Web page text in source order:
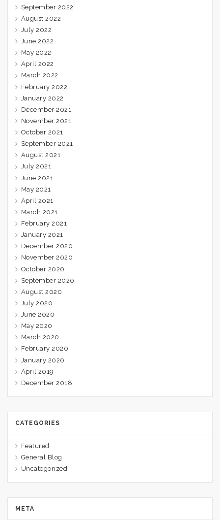
September 2022
August 2022
July 2022
June 2022
May 2022
April 2022
March 2022
February 2022
January 2022
December 2021
November 2021
October 2021
September 2021
August 2021
July 2021
June 2021
May 2021
April 2021
March 2021
February 2021
January 2021
December 2020
November 2020
October 2020
September 2020
August 2020
July 2020
June 2020
May 2020
March 2020
February 2020
January 2020
April 2019
December 2018
CATEGORIES
Featured
General Blog
Uncategorized
META